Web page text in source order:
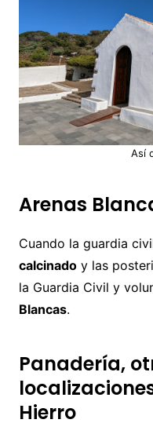
Así
Arenas
Cuando la guardia
calcinadoy las
la Guardia Civil y
Blancas.
Panadería,
Hierro